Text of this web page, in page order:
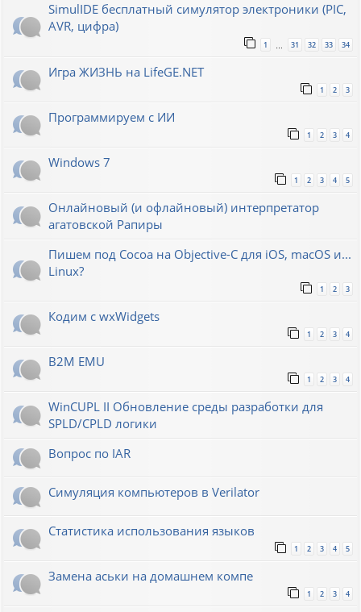
SimulIDE бесплатный симулятор электроники (PIC,
AVR, цифра)
1 31 32 33 34
Игра ЖИЗНЬ на LifeGE.NET
1 2 3
Программируем с ИИ
1 2 3 4
Windows 7
1 2 3 4 5
Онлайновый (и офлайновый) интерпретатор
агатовской Рапиры
Пишем под Cocoa на Objective-C для iOS, macOS и...
Linux?
1 2 3
Кодим с wxWidgets
1 2 3 4
B2M EMU
1 2 3 4
WinCUPL II Обновление среды разработки для
SPLD/CPLD логики
Вопрос по IAR
Симуляция компьютеров в Verilator
Статистика использования языков
1 2 3 4 5
Замена аськи на домашнем компе
1 2 3 4